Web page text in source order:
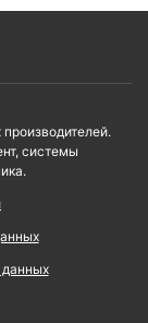
системы